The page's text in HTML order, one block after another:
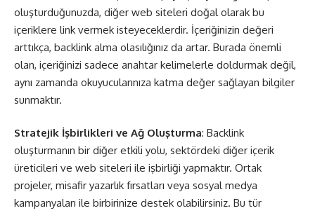
oluşturduğunuzda, diğer web siteleri doğal olarak bu
içeriklere link vermek isteyeceklerdir. İçeriğinizin değeri
arttıkça, backlink alma olasılığınız da artar. Burada önemli
olan, içeriğinizi sadece anahtar kelimelerle doldurmak değil,
aynı zamanda okuyucularınıza katma değer sağlayan bilgiler
sunmaktır.
Stratejik İşbirlikleri ve Ağ Oluşturma: Backlink
oluşturmanın bir diğer etkili yolu, sektördeki diğer içerik
üreticileri ve web siteleri ile işbirliği yapmaktır. Ortak
projeler, misafir yazarlık fırsatları veya sosyal medya
kampanyaları ile birbirinize destek olabilirsiniz. Bu tür